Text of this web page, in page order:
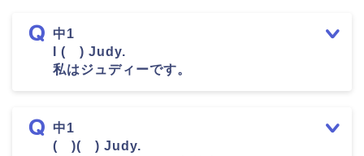
中1
I ( ) Judy.
私はジュディーです。
中1
( )( ) Judy.